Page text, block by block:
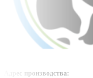
Адрес производства: